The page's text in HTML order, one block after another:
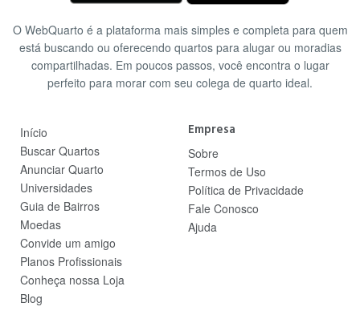
O WebQuarto é a plataforma mais simples e completa para quem
está buscando ou oferecendo quartos para alugar ou moradias
compartilhadas. Em poucos passos, você encontra o lugar
perfeito para morar com seu colega de quarto ideal.
Início
Buscar Quartos
Anunciar Quarto
Universidades
Guia de Bairros
Moedas
Convide um amigo
Planos Profissionais
Conheça nossa Loja
Blog
Empresa
Sobre
Termos de Uso
Política de Privacidade
Fale Conosco
Ajuda